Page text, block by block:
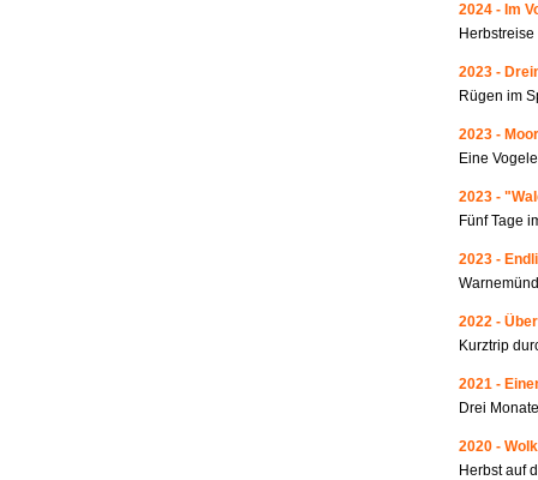
2024 - Im
2023 -
Rügen im
2023 -
Eine
2023 -
Fünf Tage
2023 -
2022 -
Kurztrip
2021 -
Drei
2020 -
Herbst auf